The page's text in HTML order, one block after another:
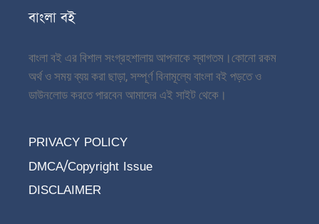
বাংলা বই
বাংলা বই এর বিশাল সংগ্রহশালায় আপনাকে স্বাগতম।কোনো রকম
অর্থ ও সময় ব্যয় করা ছাড়া, সম্পূর্ণ বিনামূল্যে বাংলা বই পড়তে ও
ডাউনলোড করতে পারবেন আমাদের এই সাইট থেকে।
PRIVACY POLICY
DMCA/Copyright Issue
DISCLAIMER